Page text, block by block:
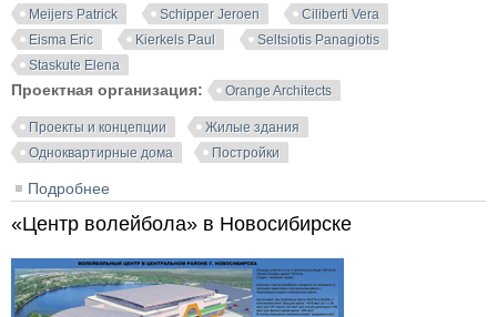
Meijers Patrick Schipper Jeroen
Ciliberti Vera
Eisma Eric
Kierkels Paul
Seltsiotis Panagiotis
Staskute Elena
Проектная организация: Orange Architects
Проекты и концепции
Жилые здания
Одноквартирные дома
Постройки
Подробнее
«Центр волейбола» в Новосибирске